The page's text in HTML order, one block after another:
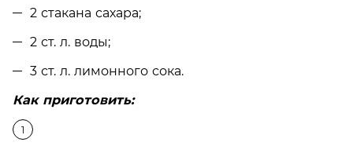
2 стакана сахара;
2 ст. л. воды;
3 ст. л. лимонного сока.
Как приготовить: